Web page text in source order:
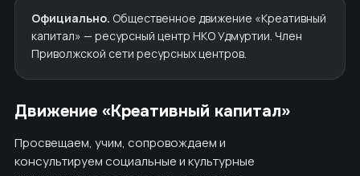
Официально. Общественное движение «Креативный
капитал» — ресурсный центр НКО Удмуртии. Член
Приволжской сети ресурсных центров.
Движение «Креативный капитал»
Просвещаем, учим, сопровождаем и
консультируем социальные и культурные